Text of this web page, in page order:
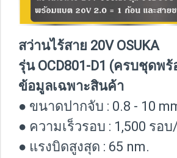
สว่านไร้สาย 20V OSUKA
รุ่น OCD801-D1 (ครบชุดพ
ข้อมูลเฉพาะสินค้า
● ขนาดปากจับ : 0.8 - 10
● ความเร็วรอบ : 1,500 รอ
● แรงบิดสูงสุด : 65 nm.